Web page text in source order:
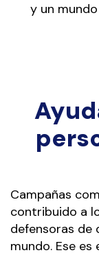
y un
Campañas
contribuido a
defensoras de
mundo. Ese